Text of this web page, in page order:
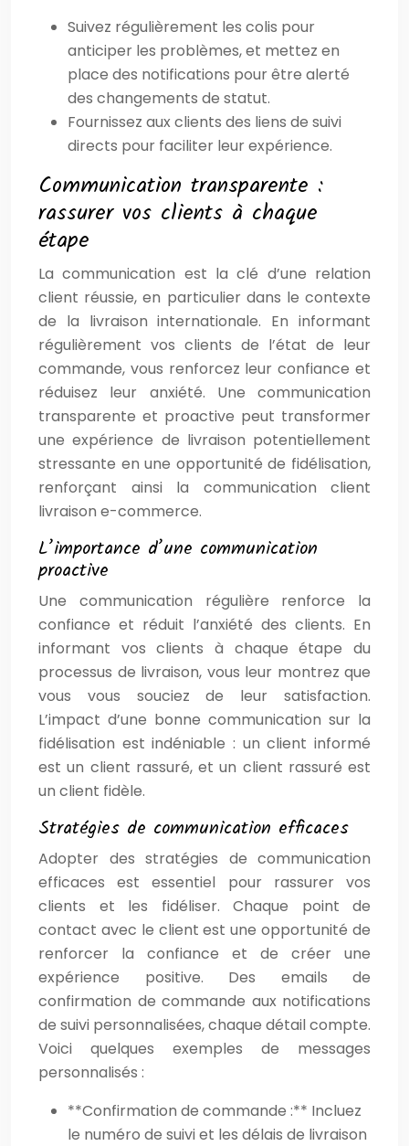
Suivez régulièrement les colis pour
anticiper les problèmes, et mettez en
place des notifications pour être alerté
des changements de statut.
Fournissez aux clients des liens de suivi
directs pour faciliter leur expérience.
Communication transparente :
rassurer vos clients à chaque
étape
La communication est la clé d’une relation
client réussie, en particulier dans le contexte
de la livraison internationale. En informant
régulièrement vos clients de l’état de leur
commande, vous renforcez leur confiance et
réduisez leur anxiété. Une communication
transparente et proactive peut transformer
une expérience de livraison potentiellement
stressante en une opportunité de fidélisation,
renforçant ainsi la communication client
livraison e-commerce.
L’importance d’une communication
proactive
Une communication régulière renforce la
confiance et réduit l’anxiété des clients. En
informant vos clients à chaque étape du
processus de livraison, vous leur montrez que
vous vous souciez de leur satisfaction.
L’impact d’une bonne communication sur la
fidélisation est indéniable : un client informé
est un client rassuré, et un client rassuré est
un client fidèle.
Stratégies de communication efficaces
Adopter des stratégies de communication
efficaces est essentiel pour rassurer vos
clients et les fidéliser. Chaque point de
contact avec le client est une opportunité de
renforcer la confiance et de créer une
expérience positive. Des emails de
confirmation de commande aux notifications
de suivi personnalisées, chaque détail compte.
Voici quelques exemples de messages
personnalisés :
**Confirmation de commande :** Incluez
le numéro de suivi et les délais de livraison